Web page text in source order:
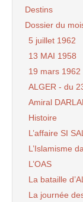
Destins
Dossier du
5 juillet 1962
13 MAI 1958
19 mars 1962
ALGER - du
Amiral
Histoire
L’affaire SI
L’Islamisme
L’OAS
La bataille
La journée